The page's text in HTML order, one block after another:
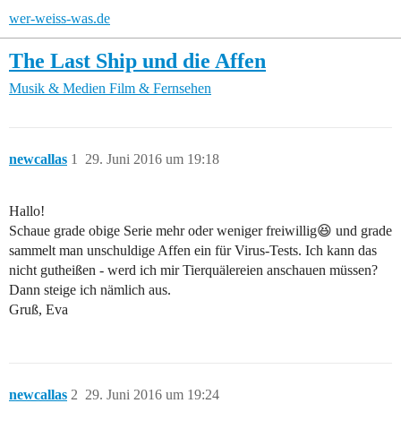
wer-weiss-was.de
The Last Ship und die Affen
Musik & Medien Film & Fernsehen
newcallas 29. Juni 2016 um 19:18
1
Hallo!
Schaue grade obige Serie mehr oder weniger freiwillig😆 und grade
sammelt man unschuldige Affen ein für Virus-Tests. Ich kann das
nicht gutheißen - werd ich mir Tierquälereien anschauen müssen?
Dann steige ich nämlich aus.
Gruß, Eva
newcallas 29. Juni 2016 um 19:24
2